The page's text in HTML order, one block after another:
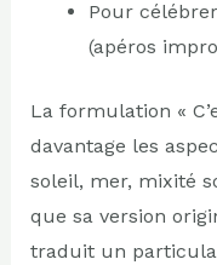
Pour
(apéros
La formulation «
davantage les
soleil, mer, mixité
que sa version
traduit un